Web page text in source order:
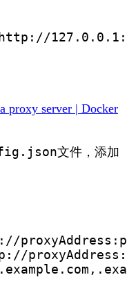
proxy server | Docker
文件，添加